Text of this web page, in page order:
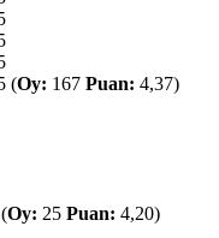
(Oy: 167 Puan: 4,37)
(Oy: 25 Puan: 4,20)